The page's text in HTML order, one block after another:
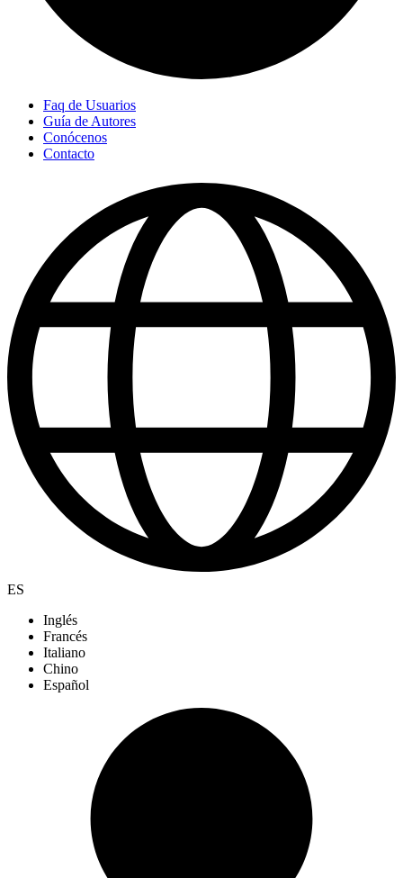
Faq de Usuarios
Guía de Autores
Conócenos
Contacto
ES
Inglés
Francés
Italiano
Chino
Español